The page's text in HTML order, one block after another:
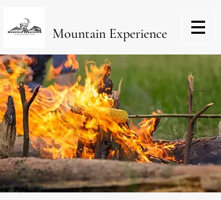
Mountain Experience